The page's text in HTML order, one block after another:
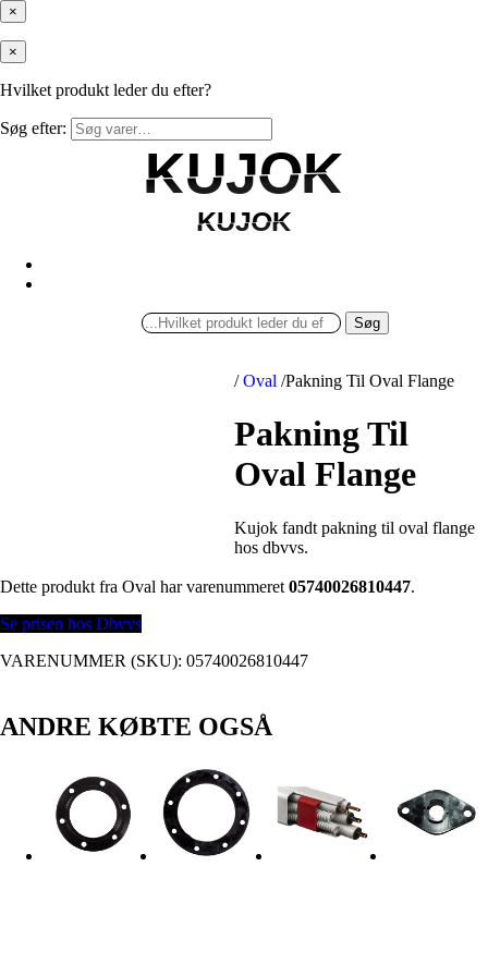
×
×
Hvilket produkt leder du efter?
Søg efter:
KUJOK
KUJOK
KUJOK
KUJOK
Søg
/ Oval /Pakning Til Oval Flange
Pakning Til
Oval Flange
Kujok fandt pakning til oval flange
hos dbvvs.
Dette produkt fra Oval har varenummeret 05740026810447.
Se prisen hos Dbvvs
VARENUMMER (SKU): 05740026810447
ANDRE KØBTE OGSÅ